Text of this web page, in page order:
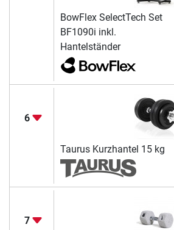
BowFlex SelectTech Set
BF1090i inkl.
Hantelständer
6
Taurus Kurzhantel 15 kg
7